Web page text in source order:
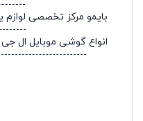
بایمو مرکز تخصصی
انواع گوشی موبایل ال جی